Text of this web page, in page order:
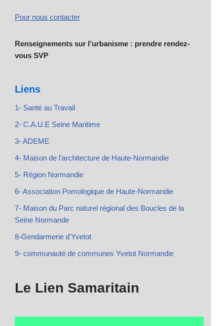
Pour nous contacter
Renseignements sur l’urbanisme : prendre rendez-
vous SVP
Liens
1- Santé au Travail
2- C.A.U.E Seine Maritime
3- ADEME
4- Maison de l'architecture de Haute-Normandie
5- Région Normandie
6- Association Pomologique de Haute-Normandie
7- Maison du Parc naturel régional des Boucles de la
Seine Normande
8-Gendarmerie d'Yvetot
9- communauté de communes Yvetot Normandie
Le Lien Samaritain